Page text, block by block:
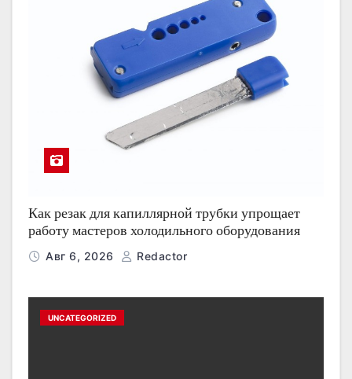
Как резак для капиллярной трубки упрощает
работу мастеров холодильного оборудования
Авг 6, 2026 Redactor
UNCATEGORIZED